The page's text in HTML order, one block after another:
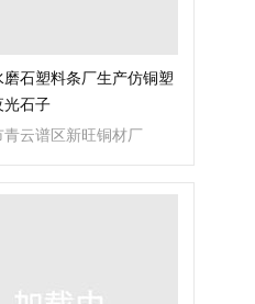
磨石塑料条厂生产仿铜塑
光石子
青云谱区新旺铜材厂